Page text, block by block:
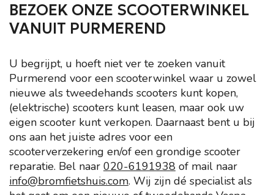
BEZOEK ONZE SCOOTERWINKEL
VANUIT PURMEREND
U begrijpt, u hoeft niet ver te zoeken vanuit
Purmerend voor een scooterwinkel waar u zowel
nieuwe als tweedehands scooters kunt kopen,
(elektrische) scooters kunt leasen, maar ook uw
eigen scooter kunt verkopen. Daarnaast bent u bij
ons aan het juiste adres voor een
scooterverzekering en/of een grondige scooter
reparatie. Bel naar 020-6191938 of mail naar
info@bromfietshuis.com. Wij zijn dé specialist als